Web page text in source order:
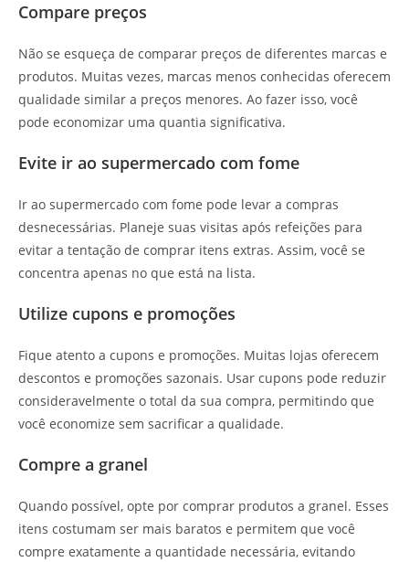
Compare preços
Não se esqueça de comparar preços de diferentes marcas e
produtos. Muitas vezes, marcas menos conhecidas oferecem
qualidade similar a preços menores. Ao fazer isso, você
pode economizar uma quantia significativa.
Evite ir ao supermercado com fome
Ir ao supermercado com fome pode levar a compras
desnecessárias. Planeje suas visitas após refeições para
evitar a tentação de comprar itens extras. Assim, você se
concentra apenas no que está na lista.
Utilize cupons e promoções
Fique atento a cupons e promoções. Muitas lojas oferecem
descontos e promoções sazonais. Usar cupons pode reduzir
consideravelmente o total da sua compra, permitindo que
você economize sem sacrificar a qualidade.
Compre a granel
Quando possível, opte por comprar produtos a granel. Esses
itens costumam ser mais baratos e permitem que você
compre exatamente a quantidade necessária, evitando